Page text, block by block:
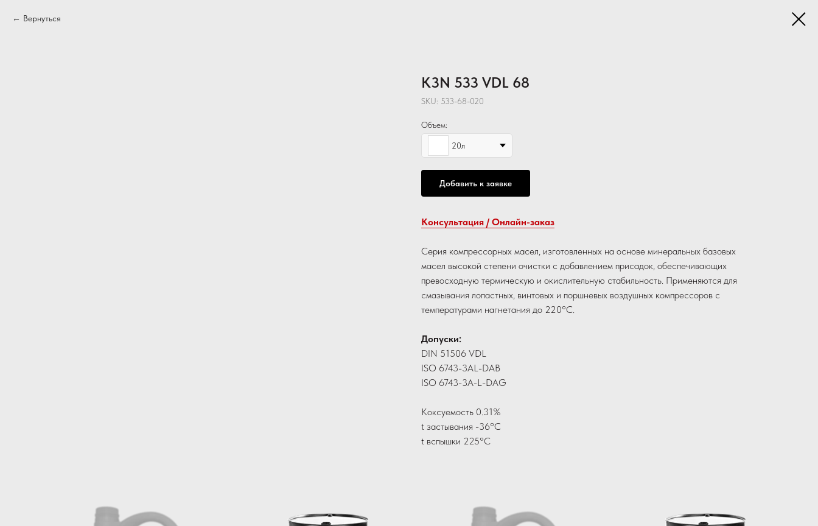
Вернуться
K3N 533 VDL 68
SKU: 533-68-020
Объем:
20л
Добавить к заявке
Консультация / Онлайн-заказ
Серия компрессорных масел, изготовленных на основе минеральных базовых
масел высокой степени очистки с добавлением присадок, обеспечивающих
превосходную термическую и окислительную стабильность. Применяются для
смазывания лопастных, винтовых и поршневых воздушных компрессоров с
температурами нагнетания до 220°C.
Допуски:
DIN 51506 VDL
ISO 6743-3AL-DAB
ISO 6743-3A-L-DAG
Коксуемость 0.31%
t застывания -36°C
t вспышки 225°C